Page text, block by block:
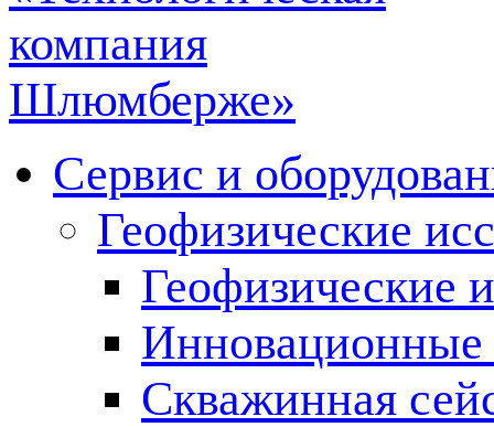
Сервис и
Геофизические
Геофизические
Инновационные
Скважинная